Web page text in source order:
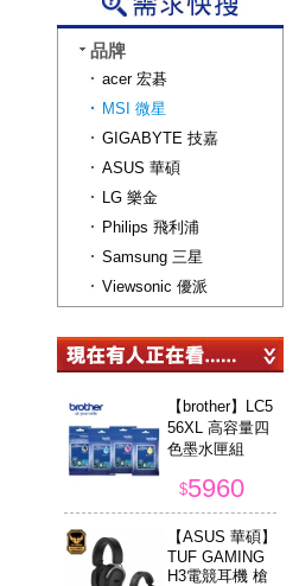
品牌
acer 宏碁
MSI 微星
GIGABYTE 技嘉
ASUS 華碩
LG 樂金
Philips 飛利浦
Samsung 三星
Viewsonic 優派
【brother】LC5
56XL 高容量四
色墨水匣組
$5960
【ASUS 華碩】
TUF GAMING
H3電競耳機 槍